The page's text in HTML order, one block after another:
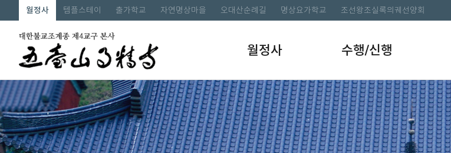
월정사 템플스테이 출가학교 자연명상마을 오대산순례길 명상요가학교 조선왕조실록의궤선양회
월정사 수행/신행